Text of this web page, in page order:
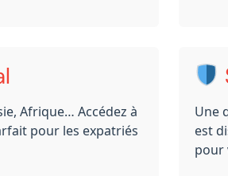
Afrique… Accédez à
pour les expatriés
Une
est
pour